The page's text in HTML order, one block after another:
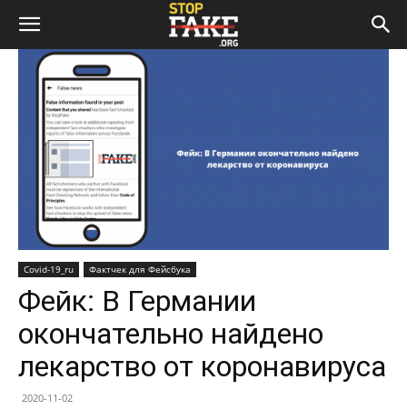
Covid-19_ru Фактчек для Фейсбука
Фейк: В Германии
окончательно найдено
лекарство от коронавируса
2020-11-02